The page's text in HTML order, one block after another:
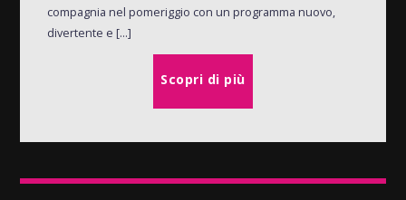
compagnia nel pomeriggio con un programma nuovo,
divertente e [...]
Scopri di più